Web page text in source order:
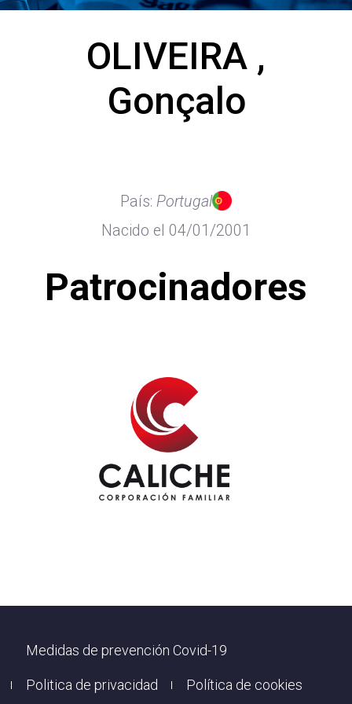
OLIVEIRA ,
Gonçalo
País: Portugal
Nacido el 04/01/2001
Patrocinadores
Footer
Medidas de prevención Covid-19
Politica de privacidad Política de cookies